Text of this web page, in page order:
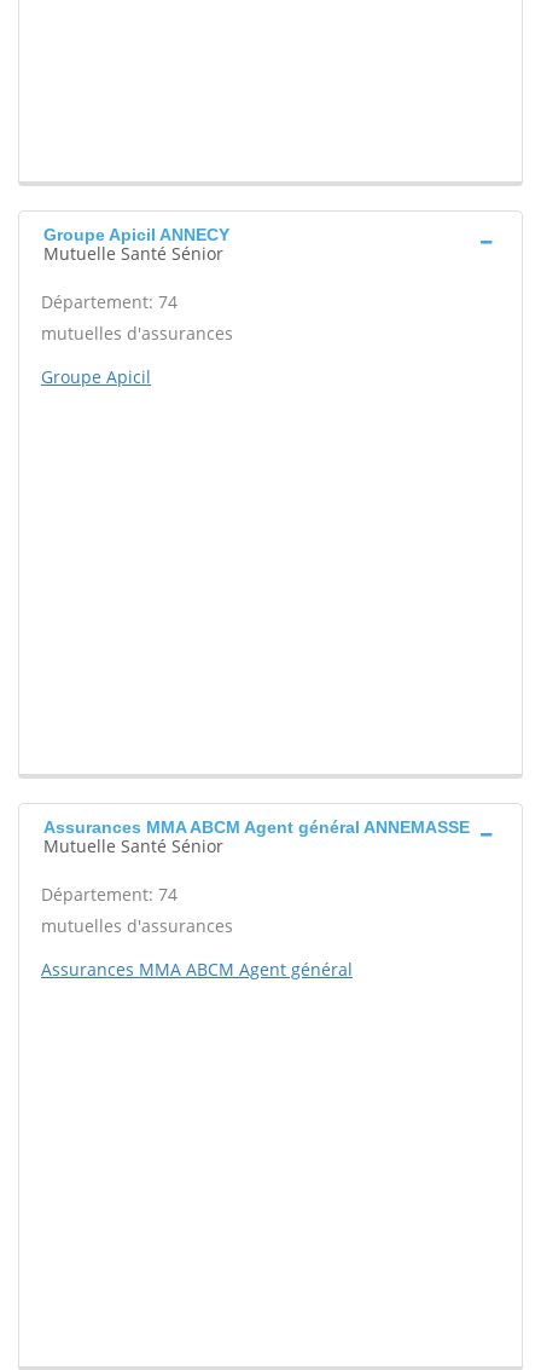
Groupe Apicil ANNECY
Mutuelle Santé Sénior
Département: 74
mutuelles d'assurances
Groupe Apicil
Assurances MMA ABCM Agent général ANNEMASSE
Mutuelle Santé Sénior
Département: 74
mutuelles d'assurances
Assurances MMA ABCM Agent général